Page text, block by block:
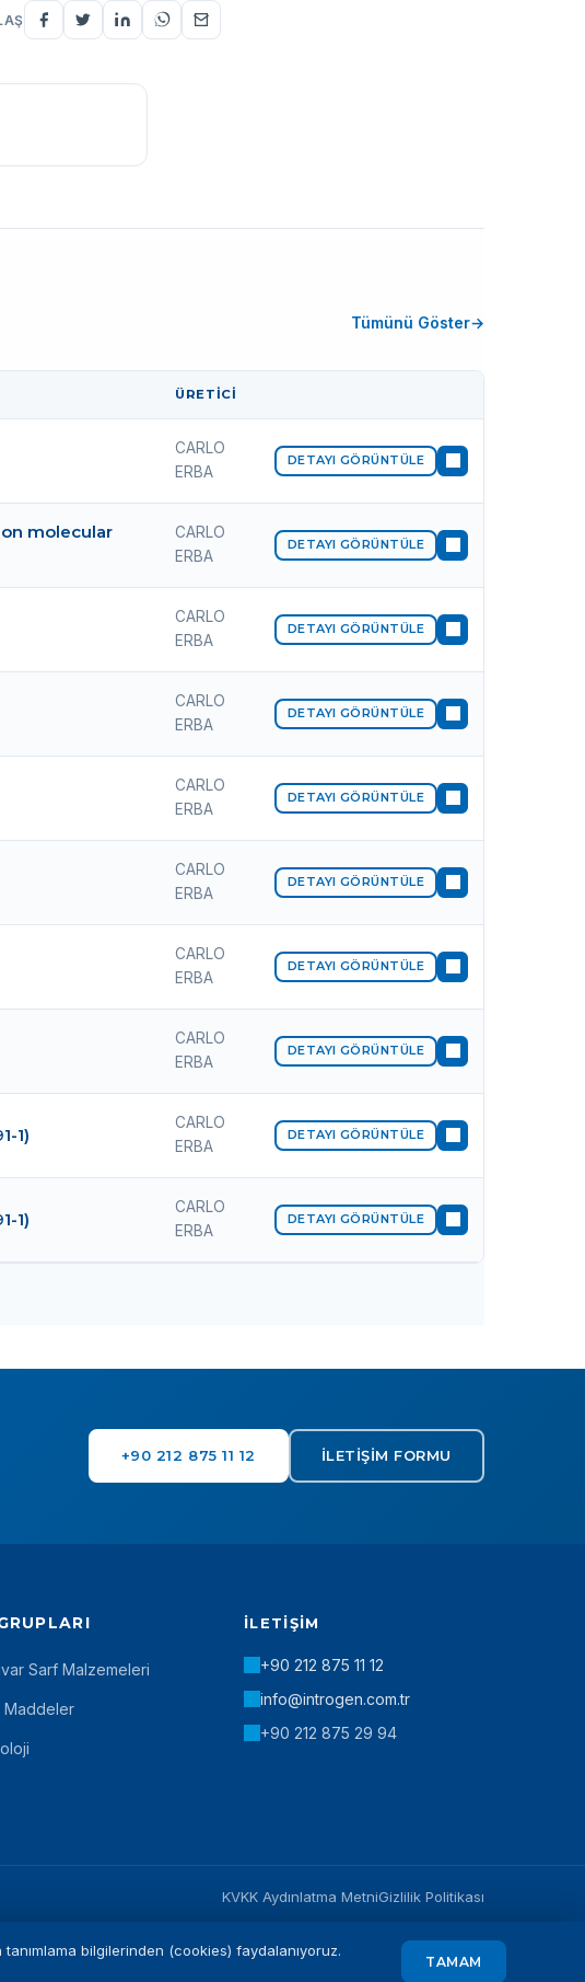
Tümünü Göster
ÜRETICI
CARLO
ERBA
DETAYI GÖRÜNTÜLE
molecular
CARLO
ERBA
DETAYI GÖRÜNTÜLE
CARLO
ERBA
DETAYI GÖRÜNTÜLE
CARLO
ERBA
DETAYI GÖRÜNTÜLE
CARLO
ERBA
DETAYI GÖRÜNTÜLE
CARLO
ERBA
DETAYI GÖRÜNTÜLE
CARLO
ERBA
DETAYI GÖRÜNTÜLE
CARLO
ERBA
DETAYI GÖRÜNTÜLE
1)
CARLO
ERBA
DETAYI GÖRÜNTÜLE
1)
CARLO
ERBA
DETAYI GÖRÜNTÜLE
+90 212 875 11 12 İLETIŞIM FORMU
Sarf Malzemeleri
Maddeler
İLETIŞIM
+90 212 875 11 12
info@introgen.com.tr
+90 212 875 29 94
KVKK Aydınlatma MetniGizlilik Politikası
bilgilerinden (cookies) faydalanıyoruz.
TAMAM